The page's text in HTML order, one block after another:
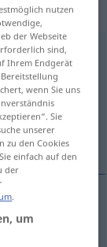
>
nutzen
der Webseite
sind,
Ihrem Endgerät
wenn Sie uns
Sie
unserer
zu den Cookies
einfach auf den
der
.
um